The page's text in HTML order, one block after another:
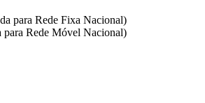
para Rede Fixa Nacional)
para Rede Móvel Nacional)